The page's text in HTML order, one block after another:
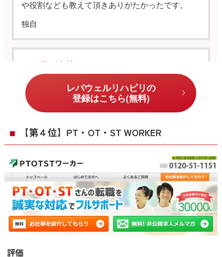
や役割なども教えて頂きありがたかったです。
独自
40代／女性
転職しようと思った時に重視したのが人間関係や
職場の雰囲気ですが、レバウェルリハビリでは職
場のリアルな情報を詳しく教えてもらえるので本
当に助かりました。
担当してくれた人がすごく親身になって相談にの
ってくれて、希望している条件や職場についてア
ドバイスをくれました。
条件にぴったりの求人をいくつか紹介して頂い
て、今はその中で一番条件の良かった職場で働い
ています。
独自
レバウェルリハビリの
登録はこちら(無料)
【第４位】PT・OT・ST WORKER
評価